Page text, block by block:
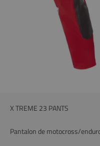
X TREME 23 PANTS
Pantalon de motocross/